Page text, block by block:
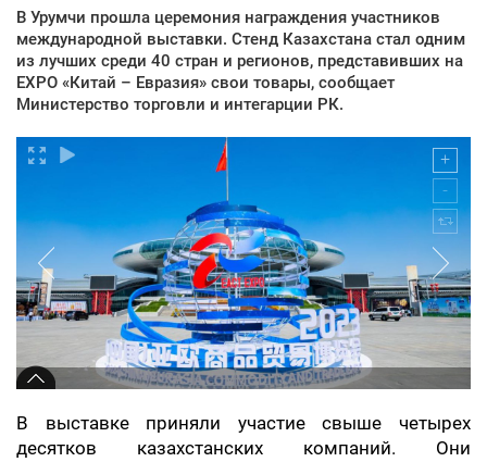
В Урумчи прошла церемония награждения участников
международной выставки. Стенд Казахстана стал одним
из лучших среди 40 стран и регионов, представивших на
EXPO «Китай – Евразия» свои товары, сообщает
Министерство торговли и интегарции РК.
В выставке приняли участие свыше четырех
десятков казахстанских компаний. Они